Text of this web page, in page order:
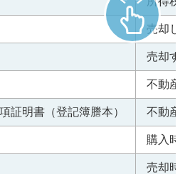
売却し
売却す
不動産
証明書（登記簿謄本） 不動産
購入時
売却時